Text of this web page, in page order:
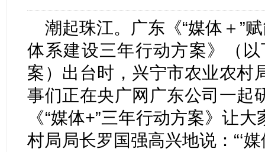
潮起珠江。广东《“媒体＋”
体系建设三年行动方案》（
案）出台时，兴宁市农业农村
事们正在央广网广东公司一起
《“媒体+”三年行动方案》让
村局局长罗国强高兴地说：“‘